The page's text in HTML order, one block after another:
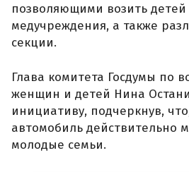
позволяющими возить детей
медучреждения, а также
секции.
Глава комитета Госдумы по
женщин и детей Нина
инициативу, подчеркнув,
автомобиль действительно
молодые семьи.